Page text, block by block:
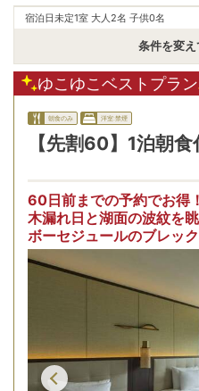
宿泊日未定1室 大人2名 子供0名
条件を変
ゆこゆこベストプラン
朝食のみ 洋室:禁煙
【先割60】1泊朝食
60日前までの予約でお得
木漏れ日と湖面の波紋を
ボーセジュールのブレッ